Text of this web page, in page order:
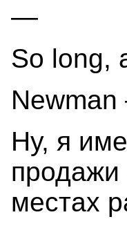
—
So long,
Ну, я
продажи
местах